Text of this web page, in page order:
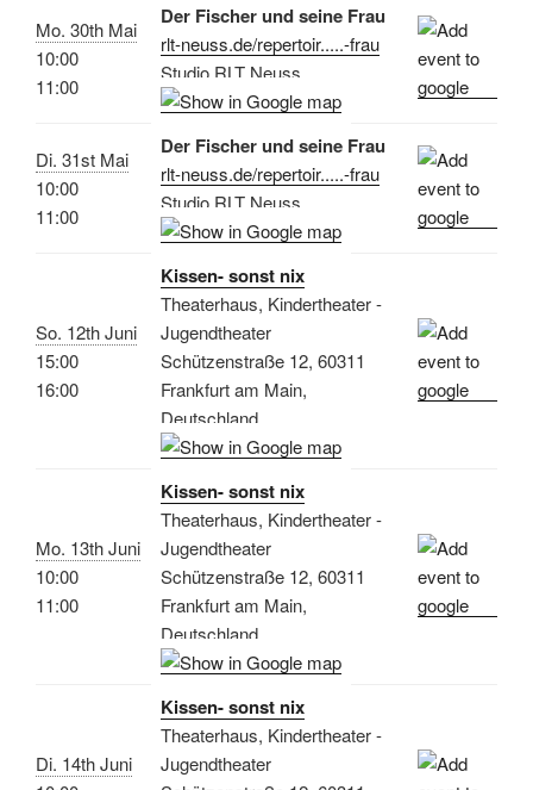
Mo. 30th Mai
10:00
11:00
Der Fischer und seine Frau
rlt-neuss.de/repertoir.....-frau
Studio RLT Neuss
Di. 31st Mai
10:00
11:00
Der Fischer und seine Frau
rlt-neuss.de/repertoir.....-frau
Studio RLT Neuss
So. 12th Juni
15:00
16:00
Kissen- sonst nix
Theaterhaus, Kindertheater -
Jugendtheater
Schützenstraße 12, 60311
Frankfurt am Main,
Deutschland
Mo. 13th Juni
10:00
11:00
Kissen- sonst nix
Theaterhaus, Kindertheater -
Jugendtheater
Schützenstraße 12, 60311
Frankfurt am Main,
Deutschland
Di. 14th Juni
Kissen- sonst nix
Theaterhaus, Kindertheater -
Jugendtheater